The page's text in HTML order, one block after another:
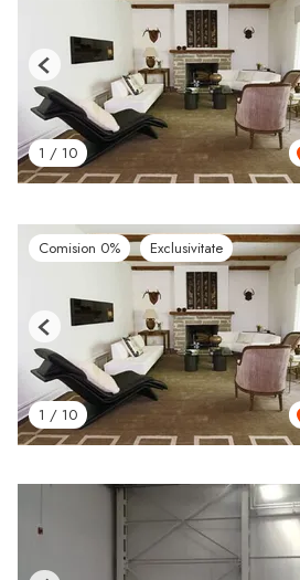
1 / 10
Previous
Comision 0% Exclusivitate
1 / 10
Previous